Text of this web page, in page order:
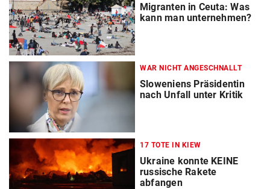
Migranten in Ceuta: Was
kann man unternehmen?
WAR NICHT ANGESCHNALLT
Sloweniens Präsidentin
nach Unfall unter Kritik
17 TOTE IN KIEW
Ukraine konnte KEINE
russische Rakete
abfangen